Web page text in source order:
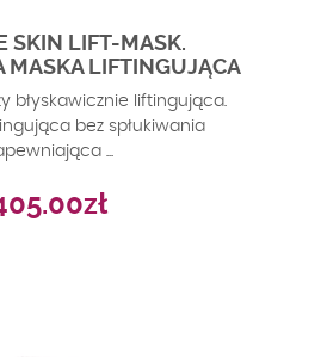
SKIN LIFT-MASK.
MASKA LIFTINGUJĄCA
błyskawicznie liftingująca.
bez spłukiwania
...
zł